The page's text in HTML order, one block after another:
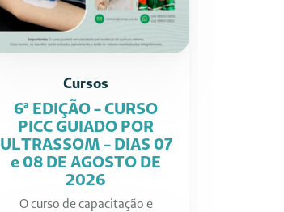
Cursos
6ª EDIÇÃO - CURSO
PICC GUIADO POR
ULTRASSOM - DIAS 07
e 08 DE AGOSTO DE
2026
O curso de capacitação e